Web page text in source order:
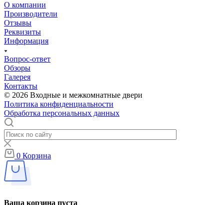
О компании
Производители
Отзывы
Реквизиты
Информация
Вопрос-ответ
Обзоры
Галерея
Контакты
© 2026 Входные и межкомнатные двери
Политика конфиденциальности
Обработка персональных данных
0 Корзина
Ваша корзина пуста